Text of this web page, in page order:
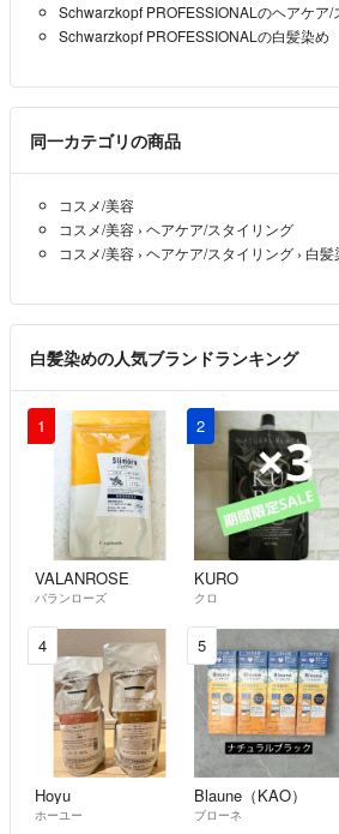
初めまして。
少々お待ち下さい。
コメント失礼いたします。こちら箱なしト
クローバー- 7年以上前
Schwarzkopf PROFESSIONALのヘアケア/
Schwarzkopf PROFESSIONALの白髪染め
同一カテゴリの商品
コスメ/美容
コスメ/美容 › ヘアケア/スタイリング
コスメ/美容 › ヘアケア/スタイリング › 白髪
白髪染めの人気ブランドランキング
1
VALANROSE
バランローズ
2
KURO
クロ
4
Hoyu
ホーユー
5
Blaune（KAO）
ブローネ